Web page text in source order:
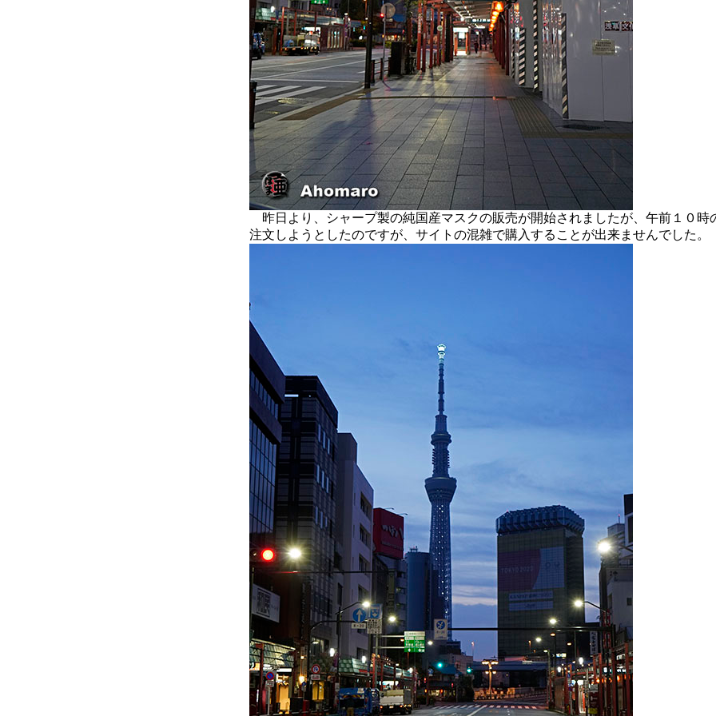
昨日より、シャープ製の純国産マスクの販売が開始されましたが、午前１０時
注文しようとしたのですが、サイトの混雑で購入することが出来ませんでした。